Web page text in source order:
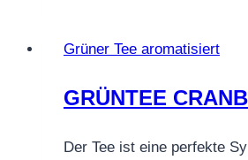
–
Tee,
wie
Grüner Tee aromatisiert
GRÜNTEE
Der Tee ist eine perfekte